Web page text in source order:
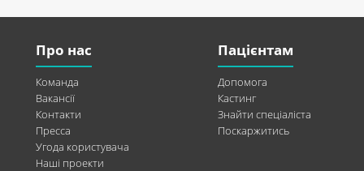
Про нас
Команда
Вакансії
Контакти
Пресса
Угода користувача
Наші проекти
Пацієнтам
Допомога
Кастинг
Знайти спеціаліста
Поскаржитись